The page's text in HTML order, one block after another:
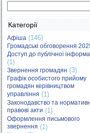
Категорії
Афіша (146)
Громадські обговорення
Доступ до публічної
(1)
Звернення громадян (3)
Графік особистого прийому
громадян керівництвом
управління (1)
Законодавство та
правові акти (1)
Оформлення письмового
звернення (1)